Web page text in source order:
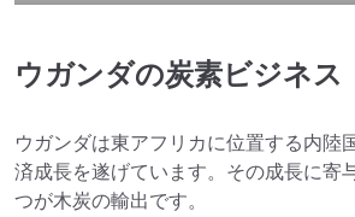
ウガンダの炭素ビジネス
ウガンダは東アフリカに位置する内陸
済成長を遂げています。その成長に寄
つが木炭の輸出です。